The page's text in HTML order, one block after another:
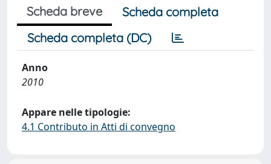
Scheda breve
Scheda completa
Scheda completa (DC)
Anno
2010
Appare nelle tipologie:
4.1 Contributo in Atti di convegno